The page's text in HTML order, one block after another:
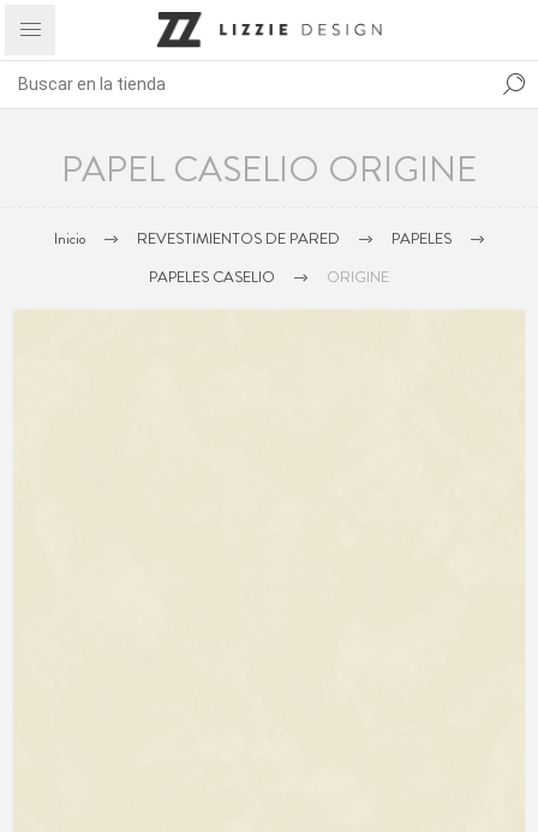
PAPEL CASELIO ORIGINE
Inicio REVESTIMIENTOS DE PARED
PAPELES
PAPELES CASELIO
ORIGINE